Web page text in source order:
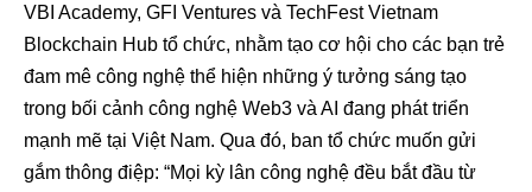
VBI Academy, GFI Ventures và TechFest Vietnam
Blockchain Hub tổ chức, nhằm tạo cơ hội cho các bạn trẻ
đam mê công nghệ thể hiện những ý tưởng sáng tạo
trong bối cảnh công nghệ Web3 và AI đang phát triển
mạnh mẽ tại Việt Nam. Qua đó, ban tổ chức muốn gửi
gắm thông điệp: “Mọi kỳ lân công nghệ đều bắt đầu từ